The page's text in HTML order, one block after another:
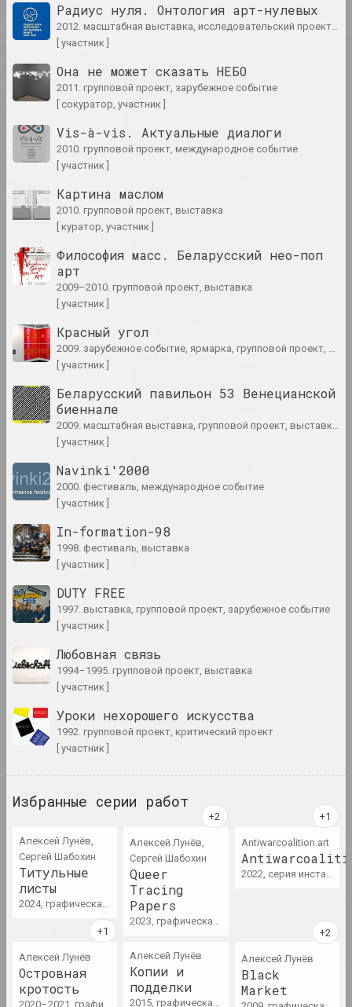
1932
1930
1925
1920
1919
1891
лекция
2023
Национальный художественный музей
Республики Беларусь
"Бабочка с пламенными
творчества белорусской
художницы Зинаиды
Reform.by
цяпер адбываецца ў
мастачка Марына Напрушкіна
Андрей Дурейко
рубежом: апрель 2023
цикл "Беларусское искусство за рубежом"
рубежом: май 2023
публикация
Андрей Дурейко
Беларусское искусство за
публикация
не белое
публикация
2022 Reform.by, Светлана Станкевич
"Волонтеры для них в
диковинку". Специальный
репортаж Reform.by о
беларусских "стюардессах" и
украинских беженцах на
польской границе
публикация
Reform.by
"Ёсць тое, што нельга
зруйнаваць і немагчыма
адсекчы": куратар Аляксей
Радиус нуля. Онтология арт-нулевых
2012. масштабная выставка, исследовательский проект, групповой проект
[ участник ]
Она не может сказать НЕБО
2011. групповой проект, зарубежное событие
[ сокуратор, участник ]
Vis-à-vis. Актуальные диалоги
2010. групповой проект, международное событие
[ участник ]
Картина маслом
2010. групповой проект, выставка
[ куратор, участник ]
Философия масс. Беларусский нео-поп
арт
2009–2010. групповой проект, выставка
[ участник ]
Красный угол
2009. зарубежное событие, ярмарка, групповой проект, выставка
[ участник ]
Беларусский павильон 53 Венецианской
биеннале
2009. масштабная выставка, групповой проект, выставка, критический проект
[ участник ]
Navinki'2000
2000. фестиваль, международное событие
[ участник ]
In-formation-98
1998. фестиваль, выставка
[ участник ]
DUTY FREE
1997. выставка, групповой проект, зарубежное событие
[ участник ]
Любовная связь
1994–1995. групповой проект, выставка
[ участник ]
Уроки нехорошего искусства
1992. групповой проект, критический проект
[ участник ]
Избранные серии работ
Алексей Лунёв,
Сергей Шабохин
Титульные
листы
2024, графическая серия
Алексей Лунёв,
Сергей Шабохин
Queer
Tracing
Papers
2023, графическая серия
Antiwarcoalition.art
2022, серия инсталляций, серия видео
Алексей Лунёв
Островная
кротость
2020–2021, графическая серия
Алексей Лунёв
Копии и
подделки
2015, графическая серия
Алексей Лунёв
Black
Market